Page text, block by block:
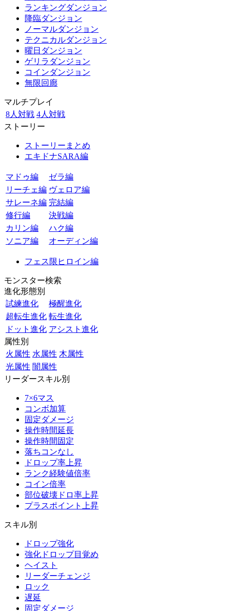
ランキングダンジョン
降臨ダンジョン
ノーマルダンジョン
テクニカルダンジョン
曜日ダンジョン
ゲリラダンジョン
コインダンジョン
無限回廊
マルチプレイ
8人対戦 4人対戦
ストーリー
ストーリーまとめ
エキドナSARA編
マドゥ編
ゼラ編
リーチェ編 ヴェロア編
サレーネ編 完結編
修行編
決戦編
カリン編
ハク編
ソニア編
オーディン編
フェス限ヒロイン編
モンスター検索
進化形態別
試練進化
極醒進化
超転生進化 転生進化
ドット進化 アシスト進化
属性別
火属性 水属性 木属性
光属性 闇属性
リーダースキル別
7×6マス
コンボ加算
固定ダメージ
操作時間延長
操作時間固定
落ちコンなし
ドロップ率上昇
ランク経験値倍率
コイン倍率
部位破壊ドロ率上昇
プラスポイント上昇
スキル別
ドロップ強化
強化ドロップ目覚め
ヘイスト
リーダーチェンジ
ロック
遅延
固定ダメージ